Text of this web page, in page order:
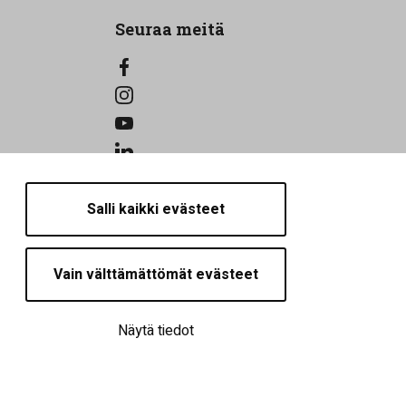
Salli kaikki evästeet
Vain välttämättömät evästeet
Näytä tiedot
Seuraa meitä